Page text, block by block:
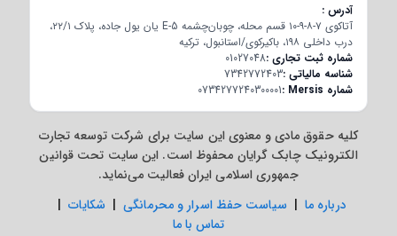
آدرس
آتاکوی ۷-۸-۹-۱۰ قسم محله، چوبان‌چشمه E-5 یان یول جاده، پلاک ۲۲/۱،
درب داخلی ۱۹۸، باکیرکوی/استانبول، ترکیه
شماره ثبت تجاری01027048
شناسه مالیاتی7342772403
شماره Mersis
0734277240300001
کلیه حقوق مادی و معنوی این سایت برای شرکت توسعه تجارت
الکترونیک چابک گرایان محفوظ است. این سایت تحت قوانین
جمهوری اسلامی ایران فعالیت می‌نماید.
درباره ما | سیاست حفظ اسرار و محرمانگی | شکایات |
تماس با ما